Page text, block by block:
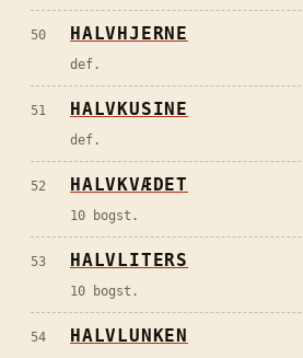
50 HALVHJERNE
def.
51 HALVKUSINE
def.
52 HALVKVÆDET
10 bogst.
53 HALVLITERS
10 bogst.
54 HALVLUNKEN